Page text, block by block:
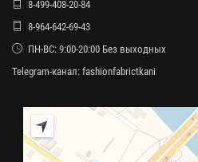
8-499-408-20-84
8-964-642-69-43
ПН-ВС: 9:00-20:00 Без выходных
Telegram-канал: fashionfabrictkani